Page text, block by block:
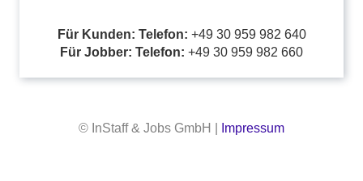
Für Kunden: Telefon: +49 30 959 982 640
Für Jobber: Telefon: +49 30 959 982 660
© InStaff & Jobs GmbH | Impressum